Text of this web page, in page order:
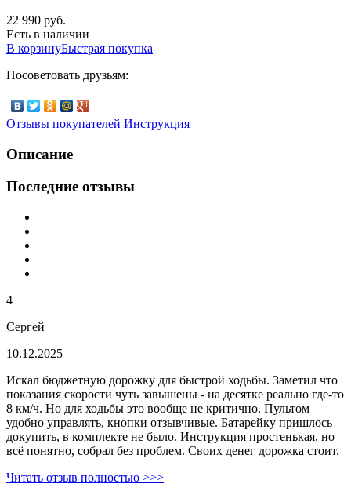
22 990 руб.
Есть в наличии
В корзинуБыстрая покупка
Посоветовать друзьям:
Отзывы покупателей Инструкция
Описание
Последние отзывы
4
Сергей
10.12.2025
Искал бюджетную дорожку для быстрой ходьбы. Заметил что
показания скорости чуть завышены - на десятке реально где-то
8 км/ч. Но для ходьбы это вообще не критично. Пультом
удобно управлять, кнопки отзывчивые. Батарейку пришлось
докупить, в комплекте не было. Инструкция простенькая, но
всё понятно, собрал без проблем. Своих денег дорожка стоит.
Читать отзыв полностью >>>